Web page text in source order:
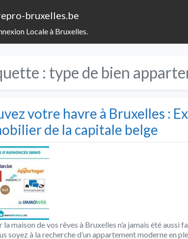
bruxelles.be
Locale à Bruxelles.
: type de bien
votre havre à Bruxelles :
de la capitale belge
la maison de vos rêves à Bruxelles n’a jamais été
soyez à la recherche d’un appartement moderne en